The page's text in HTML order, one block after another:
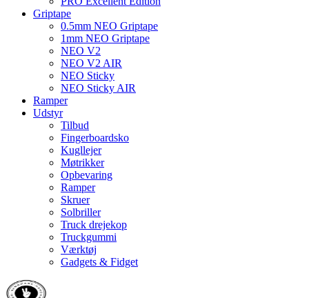
Griptape
0.5mm NEO Griptape
1mm NEO Griptape
NEO V2
NEO V2 AIR
NEO Sticky
NEO Sticky AIR
Ramper
Udstyr
Tilbud
Fingerboardsko
Kugllejer
Møtrikker
Opbevaring
Ramper
Skruer
Solbriller
Truck drejekop
Truckgummi
Værktøj
Gadgets & Fidget